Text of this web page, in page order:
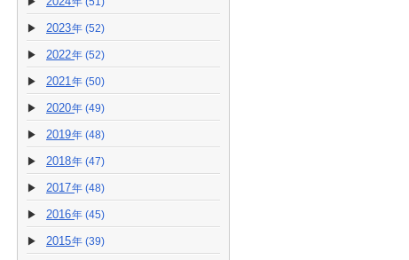
2023 (52)
2022 (52)
2021 (50)
2020 (49)
2019 (48)
2018 (47)
2017 (48)
2016 (45)
2015 (39)